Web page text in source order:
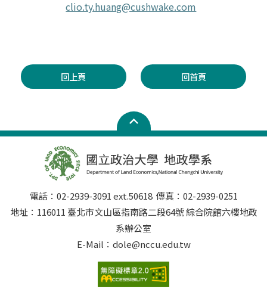
clio.ty.huang@cushwake.com
回上頁 回首頁
電話：02-2939-3091 ext.50618 傳真：02-2939-0251
地址：116011 臺北市文山區指南路二段64號 綜合院館六樓地政
系辦公室
E-Mail：dole@nccu.edu.tw